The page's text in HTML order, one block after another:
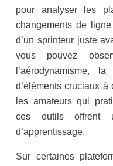
pour analyser les
changements de
d’un sprinteur juste
vous pouvez
l’aérodynamisme,
d’éléments cruciaux
les amateurs qui
ces outils offrent
d’apprentissage.
Sur certaines